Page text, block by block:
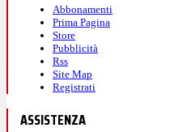
Abbonamenti
Prima Pagina
Store
Pubblicità
Rss
Site Map
Registrati
ASSISTENZA